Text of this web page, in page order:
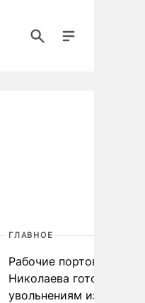
ГЛАВНОЕ
Рабочие портов
Николаева готовятся к
увольнениям из-за